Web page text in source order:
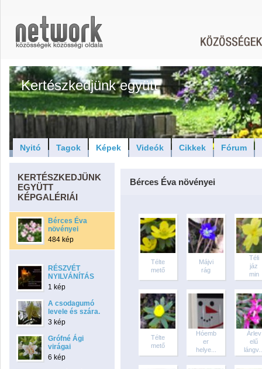
Kertészkedjünk együtt
Nyitó Tagok Képek Videók Cikkek Fórum
KERTÉSZKEDJÜNK
EGYÜTT
KÉPGALÉRIÁI
Bérces Éva
növényei
484 kép
RÉSZVÉT
NYILVÁNÍTÁS
1 kép
A csodagumó
levele és szára.
3 kép
Grófné Ági
virágai
6 kép
Bérces Éva növényei
Télte
mető
Májvi
rág
Téli
jáz
min
Télte
mető
Hóemb
er
helye...
Árlev
elű